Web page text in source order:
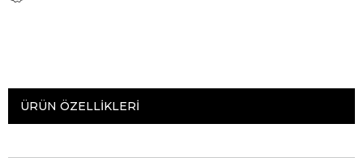
ÜRÜN ÖZELLIKLERI